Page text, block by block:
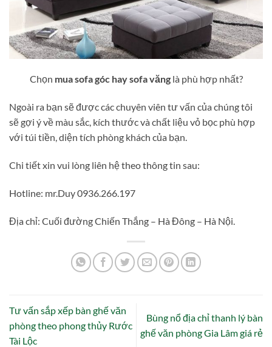
Chọn mua sofa góc hay sofa vănglà phù hợp nhất?
Ngoài ra bạn sẽ được các chuyên viên tư vấn của chúng tôi
sẽ gợi ý về màu sắc, kích thước và chất liệu vỏ bọc phù hợp
với túi tiền, diện tích phòng khách của bạn.
Chi tiết xin vui lòng liên hệ theo thông tin sau:
Hotline: mr.Duy 0936.266.197
Địa chỉ: Cuối đường Chiến Thắng – Hà Đông – Hà Nội.
Tư vấn sắp xếp bàn ghế văn
phòng theo phong thủy Rước
Tài Lộc
Bùng nổ địa chỉ thanh lý bàn
ghế văn phòng Gia Lâm giá rẻ